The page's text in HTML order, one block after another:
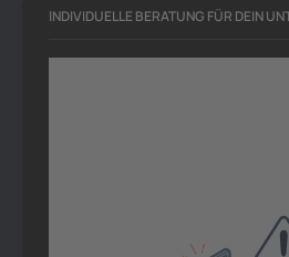
INDIVIDUELLE BERATUNG FÜR DEIN